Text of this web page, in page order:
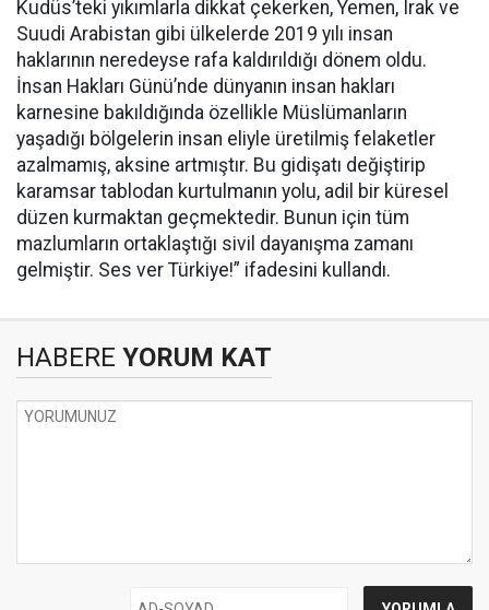
Kudüs’teki yıkımlarla dikkat çekerken, Yemen, Irak ve
Suudi Arabistan gibi ülkelerde 2019 yılı insan
haklarının neredeyse rafa kaldırıldığı dönem oldu.
İnsan Hakları Günü’nde dünyanın insan hakları
karnesine bakıldığında özellikle Müslümanların
yaşadığı bölgelerin insan eliyle üretilmiş felaketler
azalmamış, aksine artmıştır. Bu gidişatı değiştirip
karamsar tablodan kurtulmanın yolu, adil bir küresel
düzen kurmaktan geçmektedir. Bunun için tüm
mazlumların ortaklaştığı sivil dayanışma zamanı
gelmiştir. Ses ver Türkiye!” ifadesini kullandı.
HABERE YORUM KAT